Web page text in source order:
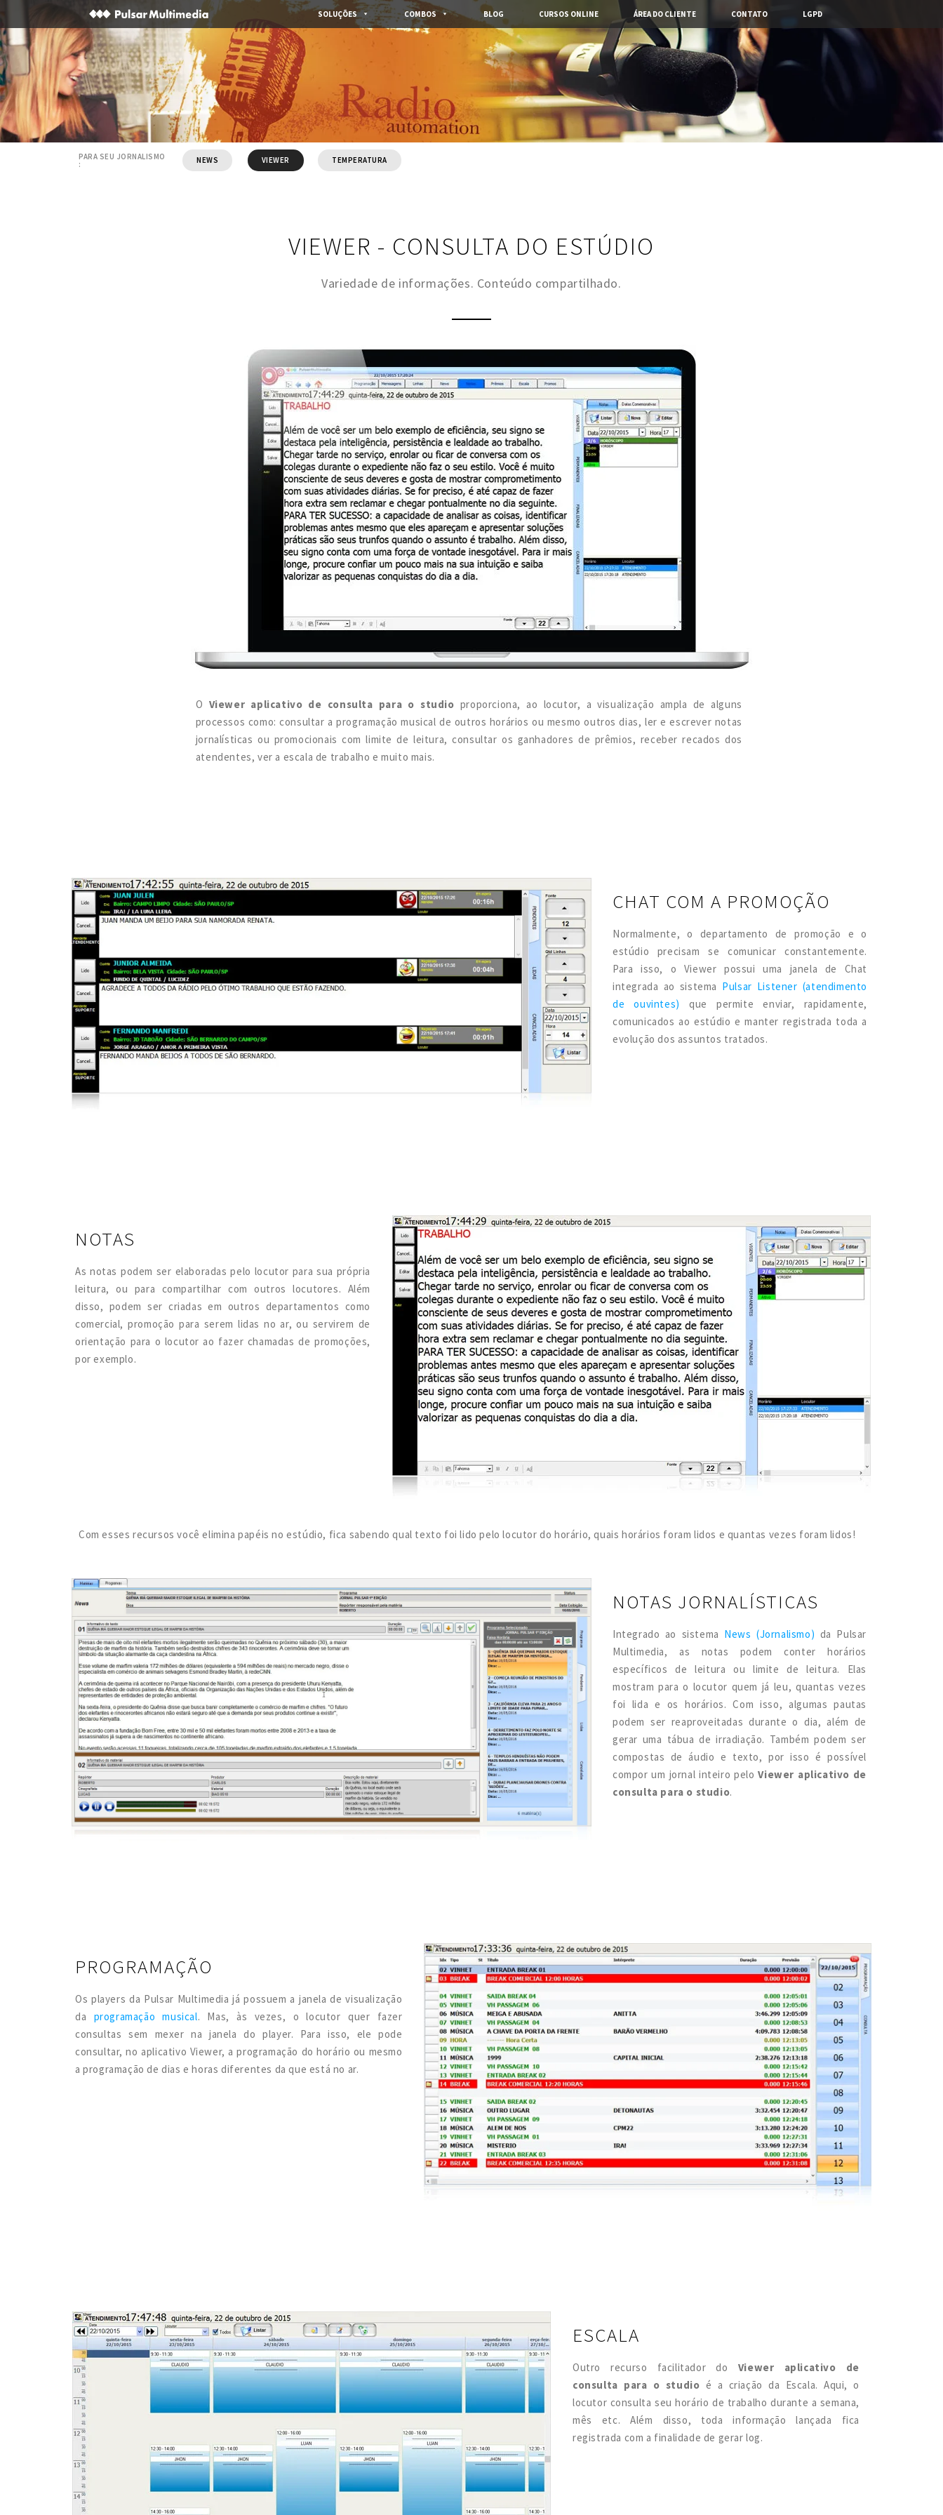
SOLUÇÕES COMBOS BLOG CURSOS ONLINE ÁREA DO CLIENTE CONTATO LGPD
PARA SEU JORNALISMO
: NEWS VIEWER TEMPERATURA
VIEWER - CONSULTA DO ESTÚDIO
Variedade de informações. Conteúdo compartilhado.
O Viewer aplicativo de consulta para o studio proporciona, ao locutor, a visualização ampla de alguns
processos como: consultar a programação musical de outros horários ou mesmo outros dias, ler e escrever notas
jornalísticas ou promocionais com limite de leitura, consultar os ganhadores de prêmios, receber recados dos
atendentes, ver a escala de trabalho e muito mais.
CHAT COM A PROMOÇÃO
Normalmente, o departamento de promoção e o
estúdio precisam se comunicar constantemente.
Para isso, o Viewer possui uma janela de Chat
integrada ao sistema Pulsar Listener (atendimento
de ouvintes) que permite enviar, rapidamente,
comunicados ao estúdio e manter registrada toda a
evolução dos assuntos tratados.
NOTAS
As notas podem ser elaboradas pelo locutor para sua própria
leitura, ou para compartilhar com outros locutores. Além
disso, podem ser criadas em outros departamentos como
comercial, promoção para serem lidas no ar, ou servirem de
orientação para o locutor ao fazer chamadas de promoções,
por exemplo.
Com esses recursos você elimina papéis no estúdio, fica sabendo qual texto foi lido pelo locutor do horário, quais horários foram lidos e quantas vezes foram lidos!
NOTAS JORNALÍSTICAS
Integrado ao sistema News (Jornalismo) da Pulsar
Multimedia, as notas podem conter horários
específicos de leitura ou limite de leitura. Elas
mostram para o locutor quem já leu, quantas vezes
foi lida e os horários. Com isso, algumas pautas
podem ser reaproveitadas durante o dia, além de
gerar uma tábua de irradiação. Também podem ser
compostas de áudio e texto, por isso é possível
compor um jornal inteiro peloViewer aplicativo de
consulta para o studio.
PROGRAMAÇÃO
Os players da Pulsar Multimedia já possuem a janela de visualização
da programação musical. Mas, às vezes, o locutor quer fazer
consultas sem mexer na janela do player. Para isso, ele pode
consultar, no aplicativo Viewer, a programação do horário ou mesmo
a programação de dias e horas diferentes da que está no ar.
ESCALA
Outro recurso facilitador do Viewer aplicativo de
consulta para o studio é a criação da Escala. Aqui, o
locutor consulta seu horário de trabalho durante a semana,
mês etc. Além disso, toda informação lançada fica
registrada com a finalidade de gerar log.